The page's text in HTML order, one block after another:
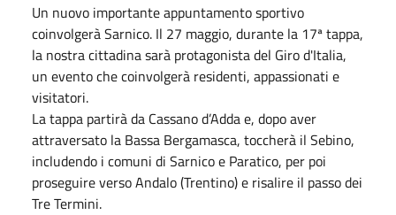
Un nuovo importante appuntamento sportivo
coinvolgerà Sarnico. Il 27 maggio, durante la 17ª tappa,
la nostra cittadina sarà protagonista del Giro d'Italia,
un evento che coinvolgerà residenti, appassionati e
visitatori.
La tappa partirà da Cassano d’Adda e, dopo aver
attraversato la Bassa Bergamasca, toccherà il Sebino,
includendo i comuni di Sarnico e Paratico, per poi
proseguire verso Andalo (Trentino) e risalire il passo dei
Tre Termini.